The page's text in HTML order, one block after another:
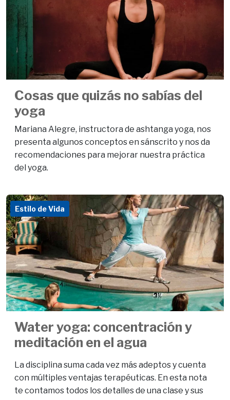
Cosas que quizás no sabías del
yoga
Mariana Alegre, instructora de ashtanga yoga, nos
presenta algunos conceptos en sánscrito y nos da
recomendaciones para mejorar nuestra práctica
del yoga.
Estilo de Vida
Water yoga: concentración y
meditación en el agua
La disciplina suma cada vez más adeptos y cuenta
con múltiples ventajas terapéuticas. En esta nota
te contamos todos los detalles de una clase y sus